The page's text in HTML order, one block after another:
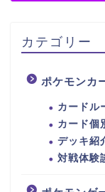
カテゴリー
ポケモンカ
カードル
カード個
デッキ紹
対戦体験